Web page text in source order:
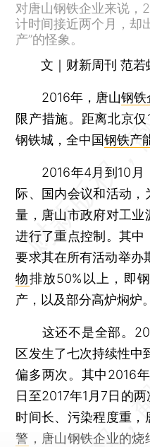
对唐山钢铁企业来说，
计时间接近两个月，却
产”的怪象。
文｜财新周刊 范若
2016年，唐山钢铁
限产措施。距离北京
钢铁城，全中国钢铁产
2016年4月到10月
际、国内会议和活动
量，唐山市政府对工
进行了重点控制。其
要求其在所有活动举办
物排放50%以上，即
产，以及部分高炉焖炉。
这还不是全部。
区发生了七次持续性中
偏多两次。其中2016
日至2017年1月7日的
时间长、污染程度重
警 ，唐山钢铁企业的